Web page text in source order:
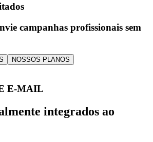
campanhas profissionais sem
NOSSOS PLANOS
E-MAIL
integrados ao